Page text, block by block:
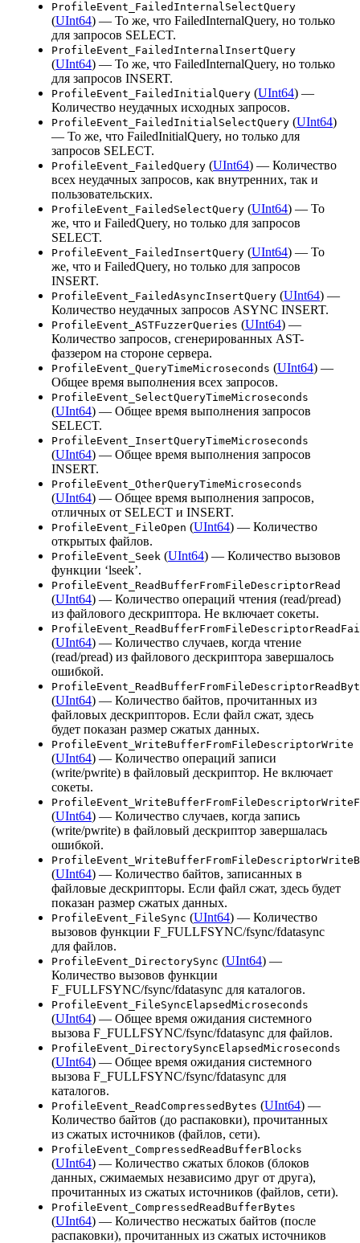
ProfileEvent_FailedInternalSelectQuery
(UInt64) — То же, что FailedInternalQuery, но только
для запросов SELECT.
ProfileEvent_FailedInternalInsertQuery
(UInt64) — То же, что FailedInternalQuery, но только
для запросов INSERT.
ProfileEvent_FailedInitialQuery (UInt64) —
Количество неудачных исходных запросов.
ProfileEvent_FailedInitialSelectQuery (UInt64)
— То же, что FailedInitialQuery, но только для
запросов SELECT.
ProfileEvent_FailedQuery (UInt64) — Количество
всех неудачных запросов, как внутренних, так и
пользовательских.
ProfileEvent_FailedSelectQuery (UInt64) — То
же, что и FailedQuery, но только для запросов
SELECT.
ProfileEvent_FailedInsertQuery (UInt64) — То
же, что и FailedQuery, но только для запросов
INSERT.
ProfileEvent_FailedAsyncInsertQuery (UInt64) —
Количество неудачных запросов ASYNC INSERT.
ProfileEvent_ASTFuzzerQueries (UInt64) —
Количество запросов, сгенерированных AST-
фаззером на стороне сервера.
ProfileEvent_QueryTimeMicroseconds (UInt64) —
Общее время выполнения всех запросов.
ProfileEvent_SelectQueryTimeMicroseconds
(UInt64) — Общее время выполнения запросов
SELECT.
ProfileEvent_InsertQueryTimeMicroseconds
(UInt64) — Общее время выполнения запросов
INSERT.
ProfileEvent_OtherQueryTimeMicroseconds
(UInt64) — Общее время выполнения запросов,
отличных от SELECT и INSERT.
ProfileEvent_FileOpen (UInt64) — Количество
открытых файлов.
ProfileEvent_Seek (UInt64) — Количество вызовов
функции ‘lseek’.
ProfileEvent_ReadBufferFromFileDescriptorRead
(UInt64) — Количество операций чтения (read/pread)
из файлового дескриптора. Не включает сокеты.
(UInt64) — Количество случаев, когда чтение
(read/pread) из файлового дескриптора завершалось
ошибкой.
(UInt64) — Количество байтов, прочитанных из
файловых дескрипторов. Если файл сжат, здесь
будет показан размер сжатых данных.
ProfileEvent_WriteBufferFromFileDescriptorWrite
(UInt64) — Количество операций записи
(write/pwrite) в файловый дескриптор. Не включает
сокеты.
(UInt64) — Количество случаев, когда запись
(write/pwrite) в файловый дескриптор завершалась
ошибкой.
(UInt64) — Количество байтов, записанных в
файловые дескрипторы. Если файл сжат, здесь будет
показан размер сжатых данных.
ProfileEvent_FileSync (UInt64) — Количество
вызовов функции F_FULLFSYNC/fsync/fdatasync
для файлов.
ProfileEvent_DirectorySync (UInt64) —
Количество вызовов функции
F_FULLFSYNC/fsync/fdatasync для каталогов.
ProfileEvent_FileSyncElapsedMicroseconds
(UInt64) — Общее время ожидания системного
вызова F_FULLFSYNC/fsync/fdatasync для файлов.
ProfileEvent_DirectorySyncElapsedMicroseconds
(UInt64) — Общее время ожидания системного
вызова F_FULLFSYNC/fsync/fdatasync для
каталогов.
ProfileEvent_ReadCompressedBytes (UInt64) —
Количество байтов (до распаковки), прочитанных
из сжатых источников (файлов, сети).
ProfileEvent_CompressedReadBufferBlocks
(UInt64) — Количество сжатых блоков (блоков
данных, сжимаемых независимо друг от друга),
прочитанных из сжатых источников (файлов, сети).
ProfileEvent_CompressedReadBufferBytes
(UInt64) — Количество несжатых байтов (после
распаковки), прочитанных из сжатых источников